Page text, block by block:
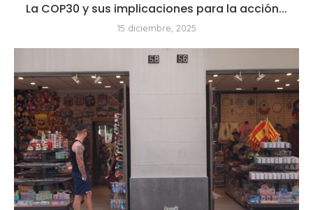
La COP30 y sus implicaciones para la acción...
15 diciembre, 2025